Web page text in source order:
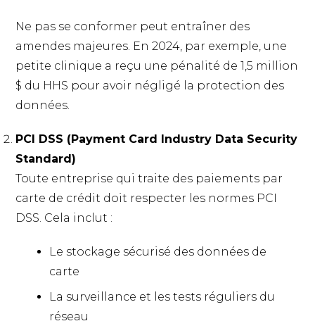
Ne pas se conformer peut entraîner des
amendes majeures. En 2024, par exemple, une
petite clinique a reçu une pénalité de 1,5 million
$ du HHS pour avoir négligé la protection des
données.
PCI DSS (Payment Card Industry Data Security
Standard)
Toute entreprise qui traite des paiements par
carte de crédit doit respecter les normes PCI
DSS. Cela inclut :
Le stockage sécurisé des données de
carte
La surveillance et les tests réguliers du
réseau